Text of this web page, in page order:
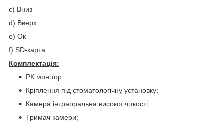
c) Вниз
d) Вверх
e) Ок
f) SD-карта
Комплектація:
РК монітор
Кріплення під стоматологічну установку;
Камера інтраоральна високої чіткості;
Тримач камери;